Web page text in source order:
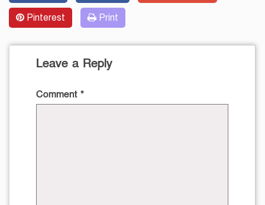
Pinterest Print
Leave a Reply
Comment *